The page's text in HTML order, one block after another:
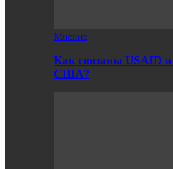
Мнение
Как связаны USAID
США?